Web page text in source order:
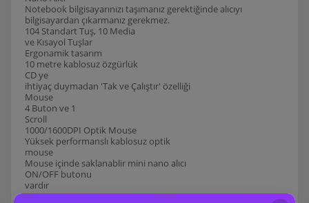
Notebook bilgisayarınızı taşımanız gerektiğinde alıcıyı
bilgisayardan çıkarmanız gerekmez.
104 Standart Tuş, 10 Media
ve Kısayol Tuşlar
Ergonamik tasarım
10 metre kablosuz özgürlük
CD ye
ihtiyaç duymadan 'Tak ve Çalıştır' özelliği
Mouse
4 Buton ve 1
Scroll
1000/1600DPI Optik Mouse
Yüksek performanslı kablosuz optik
mouse
Mouse içinde saklanablir mini nano alıcı
ON/OFF butonu
vardır
USB